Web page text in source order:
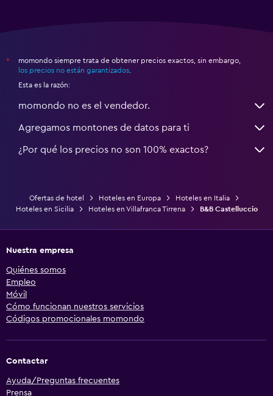
*
momondo siempre trata de obtener precios exactos, sin embargo,
los precios no están garantizados
Esta es la razón:
momondo no es el vendedor.
Agregamos montones de datos para ti
¿Por qué los precios no son 100% exactos?
Ofertas de hotel Hoteles en Europa
Hoteles en Italia
Hoteles en Sicilia
Hoteles en Villafranca Tirrena B&B Castelluccio
Nuestra empresa
Quiénes somos
Empleo
Móvil
Cómo funcionan nuestros servicios
Códigos promocionales momondo
Contactar
Ayuda/Preguntas frecuentes
Prensa